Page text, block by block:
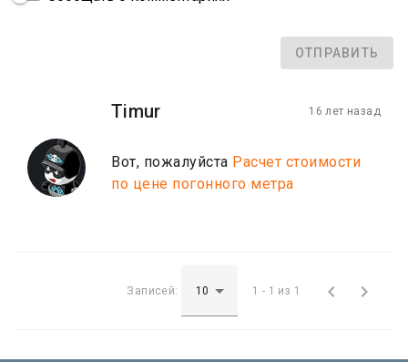
ОТПРАВИТЬ
Timur 16 лет назад
Вот, пожалуйста Расчет стоимости
по цене погонного метра
Записей: 1 - 1 из 1  